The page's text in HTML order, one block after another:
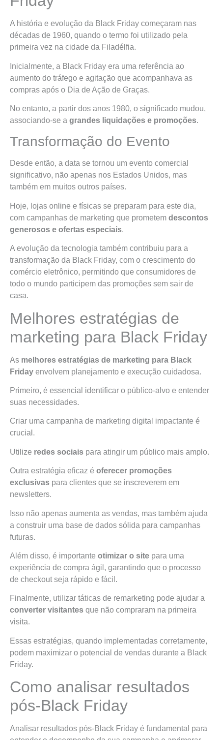
A história e evolução da Black Friday começaram nas
décadas de 1960, quando o termo foi utilizado pela
primeira vez na cidade da Filadélfia.
Inicialmente, a Black Friday era uma referência ao
aumento do tráfego e agitação que acompanhava as
compras após o Dia de Ação de Graças.
No entanto, a partir dos anos 1980, o significado mudou,
associando-se a grandes liquidações e promoções.
Transformação do Evento
Desde então, a data se tornou um evento comercial
significativo, não apenas nos Estados Unidos, mas
também em muitos outros países.
Hoje, lojas online e físicas se preparam para este dia,
com campanhas de marketing que prometem descontos
generosos e ofertas especiais.
A evolução da tecnologia também contribuiu para a
transformação da Black Friday, com o crescimento do
comércio eletrônico, permitindo que consumidores de
todo o mundo participem das promoções sem sair de
casa.
Melhores estratégias de
marketing para Black Friday
As melhores estratégias de marketing para Black
Friday envolvem planejamento e execução cuidadosa.
Primeiro, é essencial identificar o público-alvo e entender
suas necessidades.
Criar uma campanha de marketing digital impactante é
crucial.
Utilize redes sociais para atingir um público mais amplo.
Outra estratégia eficaz é oferecer promoções
exclusivas para clientes que se inscreverem em
newsletters.
Isso não apenas aumenta as vendas, mas também ajuda
a construir uma base de dados sólida para campanhas
futuras.
Além disso, é importante otimizar o site para uma
experiência de compra ágil, garantindo que o processo
de checkout seja rápido e fácil.
Finalmente, utilizar táticas de remarketing pode ajudar a
converter visitantes que não compraram na primeira
visita.
Essas estratégias, quando implementadas corretamente,
podem maximizar o potencial de vendas durante a Black
Friday.
Como analisar resultados
pós-Black Friday
Analisar resultados pós-Black Friday é fundamental para